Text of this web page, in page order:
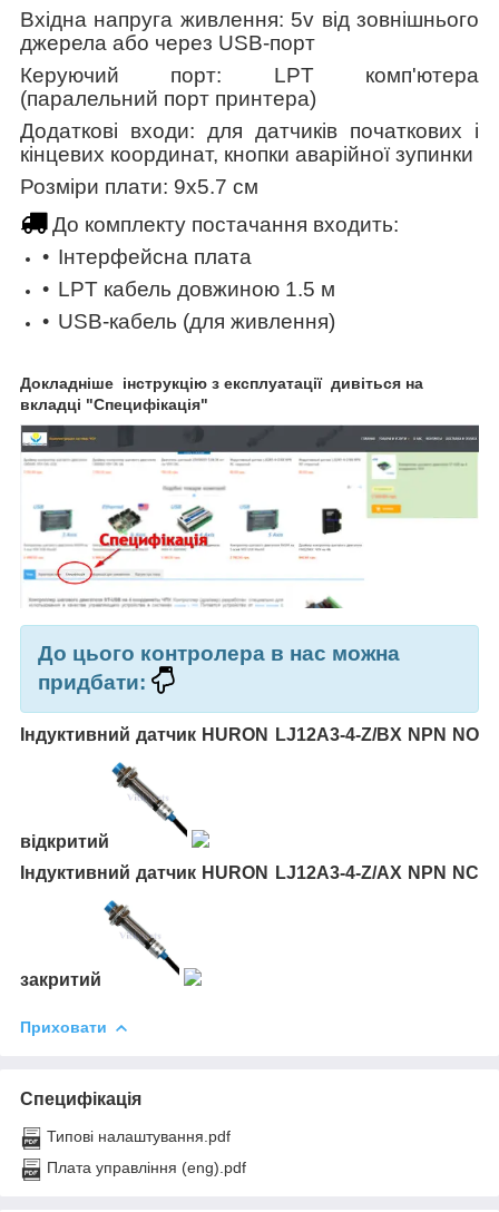
Вхідна напруга живлення: 5v від зовнішнього
джерела або через USB-порт
Керуючий порт: LPT комп'ютера
(паралельний порт принтера)
Додаткові входи: для датчиків початкових і
кінцевих координат, кнопки аварійної зупинки
Розміри плати: 9х5.7 см
До комплекту постачання входить:
Інтерфейсна плата
LPT кабель довжиною 1.5 м
USB-кабель (для живлення)
Докладніше інструкцію з експлуатації дивіться на
вкладці "Специфікація"
До цього контролера в нас можна
придбати:
Індуктивний датчик HURON LJ12A3-4-Z/BX NPN NO
відкритий
Індуктивний датчик HURON LJ12A3-4-Z/AX NPN NC
закритий
Приховати
Специфікація
Типові налаштування.pdf
Плата управління (eng).pdf